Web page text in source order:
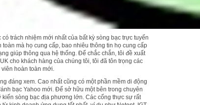
trách nhiệm mới nhất của bất kỳ sòng bạc trực tuyến
mà họ cung cấp, bao nhiêu thông tin họ cung cấp
giúp thông qua hệ thống. Để chắc chắn, tôi đề xuất
cho khách hàng của chúng tôi, tôi đã tôn trọng các
hoàn toàn mới.
đáng xem. Cao nhất cũng có một phần mềm di động
bạc Yahoo mới. Để sở hữu một bên trong chuyên
​​sòng bạc địa phương lớn. Các cổng thực sự rất